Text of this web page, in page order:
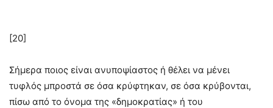
[20]
Σήμερα ποιος είναι ανυποψίαστος ή θέλει να μένει
τυφλός μπροστά σε όσα κρύφτηκαν, σε όσα κρύβονται,
πίσω από το όνομα της «δημοκρατίας» ή του